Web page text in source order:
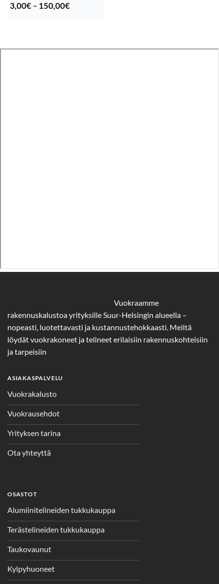
3,00€ – 150,00€Hintaluokka:
Vuokraamme
rakennuskalustoa yrityksille Suur-Helsingin alueella –
nopeasti, luotettavasti ja kustannustehokkaasti. Meiltä
löydät vuokrakoneet ja telineet erilaisiin rakennuskohteisiin
ja tarpeisiin
ASIAKASPALVELU
Vuokrakalusto
Vuokrausehdot
Yrityksen tarina
Ota yhteyttä
OSASTOT
Alumiinitelineiden tukkukauppa
Terästelineiden tukkukauppa
Taukovaunut
Kylpyhuoneet